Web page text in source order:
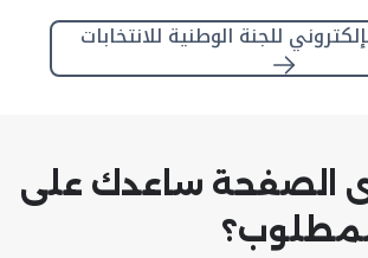
للجنة الوطنية للانتخابات
الصفحة ساعدك على